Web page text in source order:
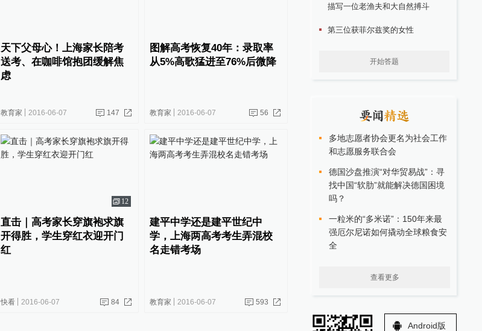
天下父母心！上海家长陪考
送考、在咖啡馆抱团缓解焦
虑
教育家 2016-06-07 147
图解高考恢复40年：录取率
从5%高歌猛进至76%后微降
教育家 2016-06-07 56
12
直击｜高考家长穿旗袍求旗
开得胜，学生穿红衣迎开门
红
快看 2016-06-07 84
建平中学还是建平世纪中
学，上海两高考考生弄混校
名走错考场
教育家 2016-06-07 593
描写一位老渔夫和大自然搏斗
第三位获菲尔兹奖的女性
开始答题
多地志愿者协会更名为社会工作
和志愿服务联合会
德国沙盘推演“对华贸易战”：寻
找中国“软肋”就能解决德国困境
吗？
一粒米的“多米诺”：150年来最
强厄尔尼诺如何撬动全球粮食安
全
查看更多
Android版